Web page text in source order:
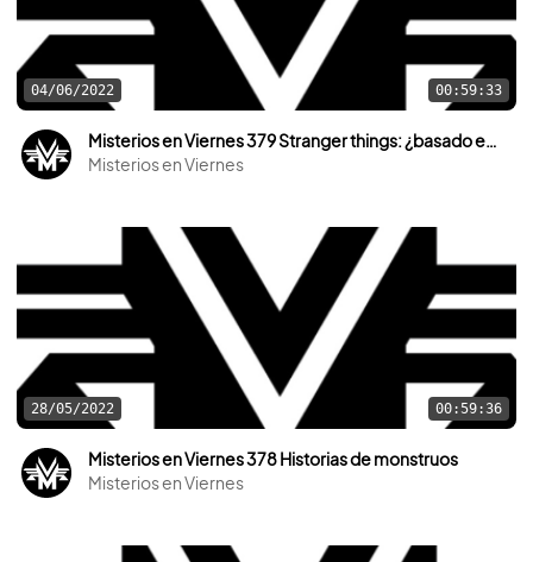
04/06/2022 00:59:33
Misterios en Viernes 379 Stranger things: ¿basado en hechos reales?
Misterios en Viernes
28/05/2022 00:59:36
Misterios en Viernes 378 Historias de monstruos
Misterios en Viernes